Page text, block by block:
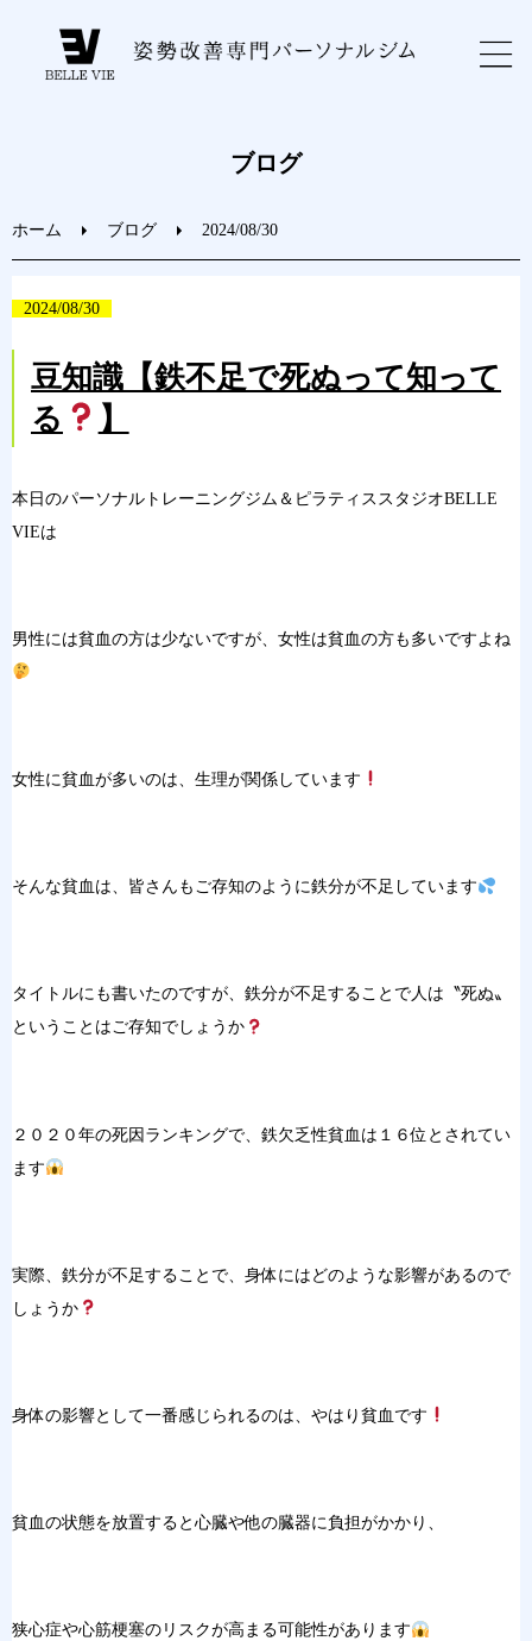
ご予約
ブログ
ホーム ブログ 2024/08/30
2024/08/30
豆知識【鉄不足で死ぬって知って
る
】
本日のパーソナルトレーニングジム＆ピラティススタジオBELLE
VIEは
男性には貧血の方は少ないですが、女性は貧血の方も多いですよね
女性に貧血が多いのは、生理が関係しています
そんな貧血は、皆さんもご存知のように鉄分が不足しています
タイトルにも書いたのですが、鉄分が不足することで人は〝死ぬ〟
ということはご存知でしょうか
２０２０年の死因ランキングで、鉄欠乏性貧血は１６位とされてい
ます
実際、鉄分が不足することで、身体にはどのような影響があるので
しょうか
身体の影響として一番感じられるのは、やはり貧血です
貧血の状態を放置すると心臓や他の臓器に負担がかかり、
狭心症や心筋梗塞のリスクが高まる可能性があります